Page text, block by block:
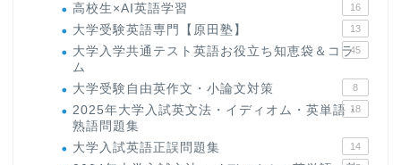
高校生×AI英語学習 16
大学受験英語専門【原田塾】 13
大学入学共通テスト英語お役立ち知恵袋＆コラ
ム
45
大学受験自由英作文・小論文対策 8
2025年大学入試英文法・イディオム・英単語・
熟語問題集
18
大学入試英語正誤問題集 14